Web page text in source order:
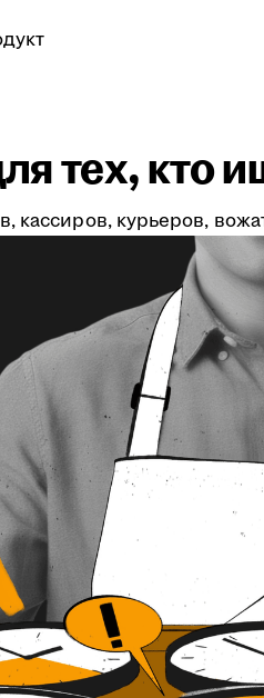
тех, кто
кассиров, курьеров,